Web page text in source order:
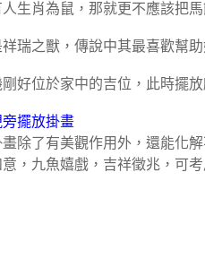
生肖為鼠，那就更不應該把
瑞之獸，傳說中其最喜歡幫
好位於家中的吉位，此時擺
擺放掛畫
除了有美觀作用外，還能化
，九魚嬉戲，吉祥徵兆，可